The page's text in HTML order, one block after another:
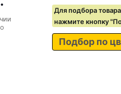
Для подбора
нажмите кнопку
Подбор по